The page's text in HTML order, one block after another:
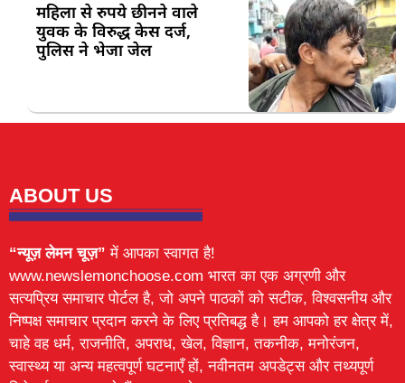
महिला से रुपये छीनने वाले
युवक के विरुद्ध केस दर्ज,
पुलिस ने भेजा जेल
ABOUT US
“न्यूज़ लेमन चूज़” में आपका स्वागत है!
www.newslemonchoose.com भारत का एक अग्रणी और
सत्यप्रिय समाचार पोर्टल है, जो अपने पाठकों को सटीक, विश्वसनीय और
निष्पक्ष समाचार प्रदान करने के लिए प्रतिबद्ध है। हम आपको हर क्षेत्र में,
चाहे वह धर्म, राजनीति, अपराध, खेल, विज्ञान, तकनीक, मनोरंजन,
स्वास्थ्य या अन्य महत्वपूर्ण घटनाएँ हों, नवीनतम अपडेट्स और तथ्यपूर्ण